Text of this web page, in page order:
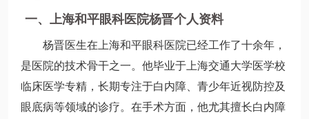
一、上海和平眼科医院杨晋个人资料
杨晋医生在上海和平眼科医院已经工作了十余年，
是医院的技术骨干之一。他毕业于上海交通大学医学校
临床医学专精，长期专注于白内障、青少年近视防控及
眼底病等领域的诊疗。在手术方面，他尤其擅长白内障